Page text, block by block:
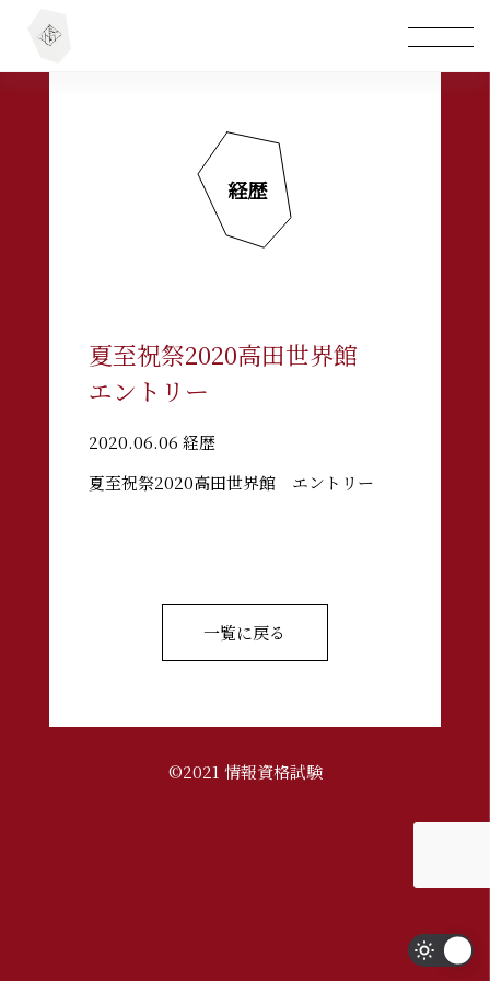
経歴
夏至祝祭2020高田世界館
エントリー
2020.06.06 経歴
夏至祝祭2020高田世界館 エントリー
一覧に戻る
©2021 情報資格試験